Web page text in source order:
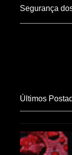
Segurança
Últimos